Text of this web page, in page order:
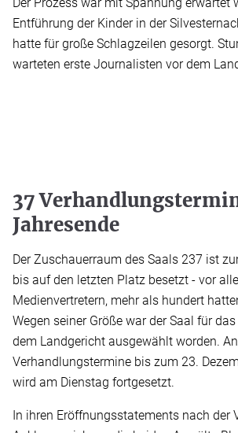
Der Prozess war mit Spannung erwartet
Entführung der Kinder in der
hatte für große Schlagzeilen gesorgt.
warteten erste Journalisten vor dem
37
Jahresende
Der Zuschauerraum des Saals 237 ist
bis auf den letzten Platz besetzt - vor
Medienvertretern, mehr als hundert
Wegen seiner Größe war der Saal für
dem Landgericht ausgewählt worden.
Verhandlungstermine bis zum 23.
wird am Dienstag fortgesetzt.
In ihren Eröffnungsstatements nach der